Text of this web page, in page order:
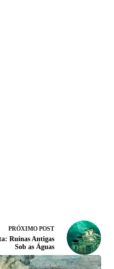
PRÓXIMO POST
Ruínas Antigas
Sob as Águas